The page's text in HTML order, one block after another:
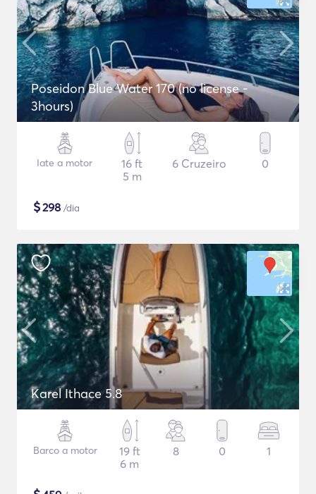
Poseidon Blue Water 170 (no license -
3hours)
Iate a motor
16 ft
5 m
6 Cruzeiro 0
$298 /dia
Karel Ithace 5.8
Barco a motor
19 ft
6 m
8 0 1